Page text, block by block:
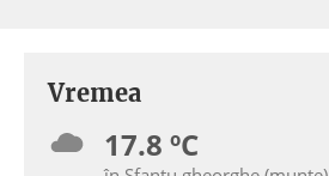
Vremea
17.8 ºC